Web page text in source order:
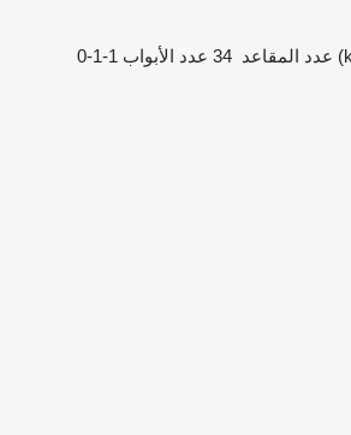
عدد المقاعد 34 عدد الأبواب 1-1-0